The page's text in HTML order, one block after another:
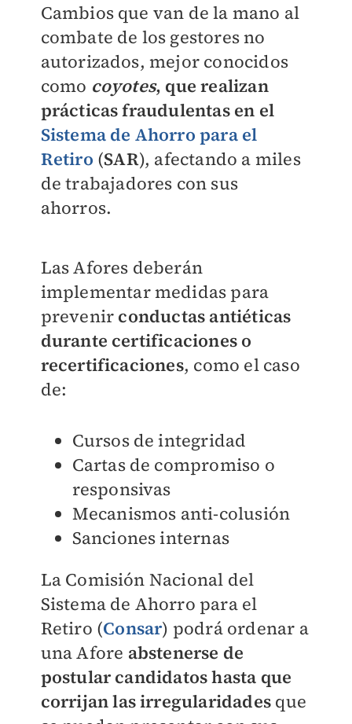
Cambios que van de la mano al
combate de los gestores no
autorizados, mejor conocidos
como coyotes, que realizan
prácticas fraudulentas en el
Sistema de Ahorro para el
Retiro (SAR), afectando a miles
de trabajadores con sus
ahorros.
Las Afores deberán
implementar medidas para
prevenir conductas antiéticas
durante certificaciones o
recertificaciones, como el caso
de:
Cursos de integridad
Cartas de compromiso o
responsivas
Mecanismos anti-colusión
Sanciones internas
La ​​Comisión Nacional del
Sistema de Ahorro para el
Retiro (Consar) podrá ordenar a
una Afore abstenerse de
postular candidatos hasta que
corrijan las irregularidades que